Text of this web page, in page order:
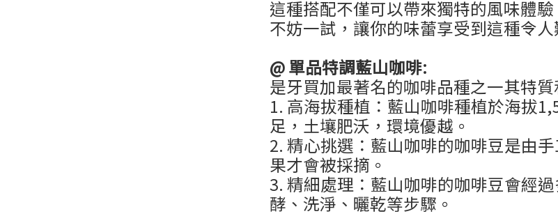
這種搭配不僅可以帶來獨特的風味體
不妨一試，讓你的味蕾享受到這種令
@單品特調藍山咖啡:
是牙買加最著名的咖啡品種之一其特質
1. 高海拔種植：藍山咖啡種植於海拔
足，土壤肥沃，環境優越。
2. 精心挑選：藍山咖啡的咖啡豆是由
果才會被採摘。
3. 精細處理：藍山咖啡的咖啡豆會經
酵、洗淨、曬乾等步驟。